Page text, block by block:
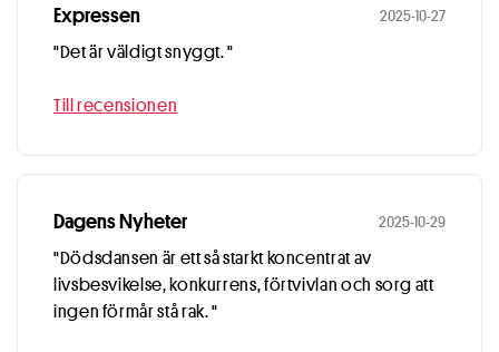
Expressen 2025-10-27
"Det är väldigt snyggt. "
Till recensionen
Dagens Nyheter 2025-10-29
"Dödsdansen är ett så starkt koncentrat av
livsbesvikelse, konkurrens, förtvivlan och sorg att
ingen förmår stå rak. "